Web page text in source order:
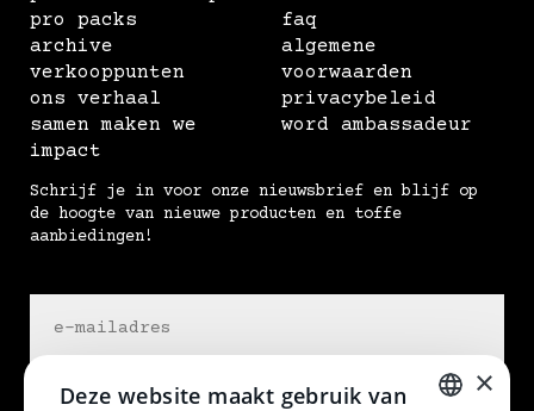
pro packs
archive
verkooppunten
ons verhaal
samen maken we
impact
faq
algemene
voorwaarden
privacybeleid
word ambassadeur
Schrijf je in voor onze nieuwsbrief en blijf op
de hoogte van nieuwe producten en toffe
aanbiedingen!
×
Deze website maakt gebruik van